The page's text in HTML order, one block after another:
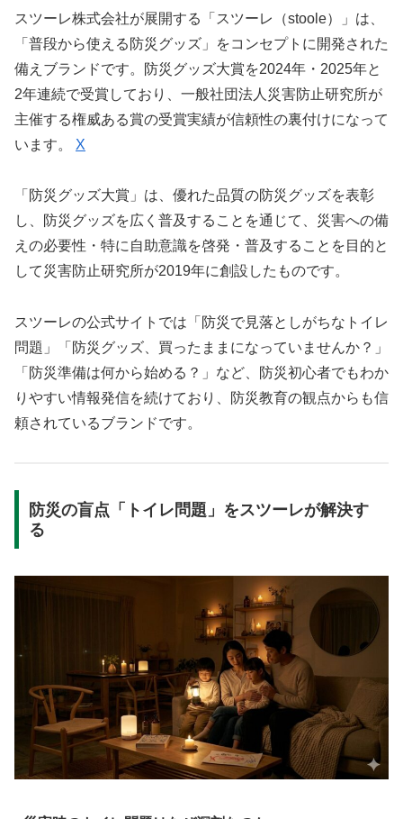
スツーレ株式会社が展開する「スツーレ（stoole）」は、
「普段から使える防災グッズ」をコンセプトに開発された
備えブランドです。防災グッズ大賞を2024年・2025年と
2年連続で受賞しており、一般社団法人災害防止研究所が
主催する権威ある賞の受賞実績が信頼性の裏付けになって
います。 X
「防災グッズ大賞」は、優れた品質の防災グッズを表彰
し、防災グッズを広く普及することを通じて、災害への備
えの必要性・特に自助意識を啓発・普及することを目的と
して災害防止研究所が2019年に創設したものです。
スツーレの公式サイトでは「防災で見落としがちなトイレ
問題」「防災グッズ、買ったままになっていませんか？」
「防災準備は何から始める？」など、防災初心者でもわか
りやすい情報発信を続けており、防災教育の観点からも信
頼されているブランドです。
防災の盲点「トイレ問題」をスツーレが解決す
る